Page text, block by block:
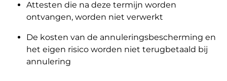
Attesten die na deze termijn worden
ontvangen, worden niet verwerkt
De kosten van de annuleringsbescherming en
het eigen risico worden niet terugbetaald bij
annulering